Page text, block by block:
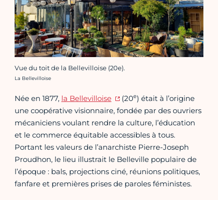
Vue du toit de la Bellevilloise (20e).
Crédit photo :
La Bellevilloise
Née en 1877, la Bellevilloise (20e) était à l’origine
une coopérative visionnaire, fondée par des ouvriers
mécaniciens voulant rendre la culture, l’éducation
et le commerce équitable accessibles à tous.
Portant les valeurs de l’anarchiste Pierre-Joseph
Proudhon, le lieu illustrait le Belleville populaire de
l’époque : bals, projections ciné, réunions politiques,
fanfare et premières prises de paroles féministes.